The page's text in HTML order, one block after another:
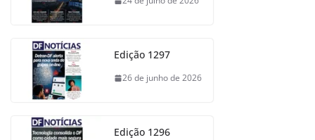
Edição 1297
26 de junho de 2026
Edição 1296